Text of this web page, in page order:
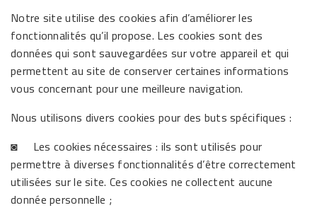
Notre site utilise des cookies afin d’améliorer les
fonctionnalités qu’il propose. Les cookies sont des
données qui sont sauvegardées sur votre appareil et qui
permettent au site de conserver certaines informations
vous concernant pour une meilleure navigation.
Nous utilisons divers cookies pour des buts spécifiques :
◙ Les cookies nécessaires : ils sont utilisés pour
permettre à diverses fonctionnalités d’être correctement
utilisées sur le site. Ces cookies ne collectent aucune
donnée personnelle ;